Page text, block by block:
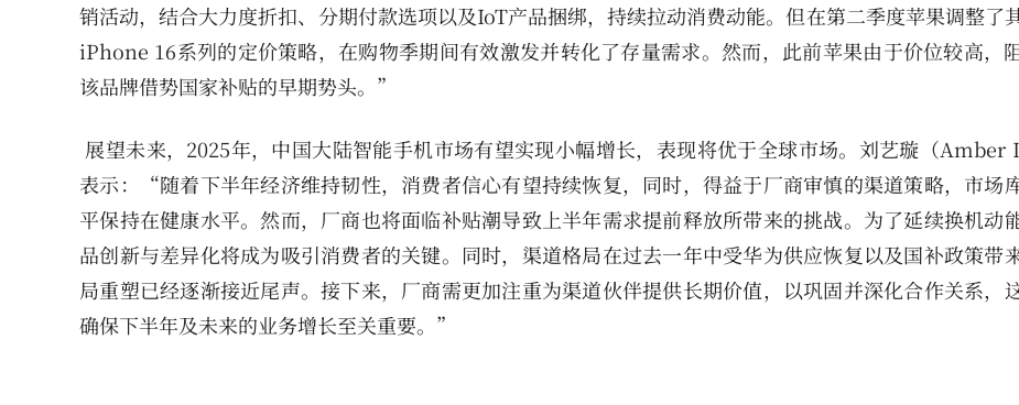
销活动，结合大力度折扣、分期付款选项以及IoT产品捆绑，持续拉动消费动能。但在第二季度苹果调整了
iPhone 16系列的定价策略，在购物季期间有效激发并转化了存量需求。然而，此前苹果由于价位较高，
该品牌借势国家补贴的早期势头。”
展望未来，2025年，中国大陆智能手机市场有望实现小幅增长，表现将优于全球市场。刘艺璇（Amber
表示：“随着下半年经济维持韧性，消费者信心有望持续恢复，同时，得益于厂商审慎的渠道策略，市场
平保持在健康水平。然而，厂商也将面临补贴潮导致上半年需求提前释放所带来的挑战。为了延续换机动
品创新与差异化将成为吸引消费者的关键。同时，渠道格局在过去一年中受华为供应恢复以及国补政策带
局重塑已经逐渐接近尾声。接下来，厂商需更加注重为渠道伙伴提供长期价值，以巩固并深化合作关系，
确保下半年及未来的业务增长至关重要。”